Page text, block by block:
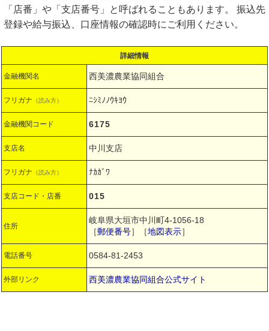
「店番」や「支店番号」と呼ばれることもあります。 振込先
登録や給与振込、口座情報の確認時にご利用ください。
詳細情報
金融機関名 西美濃農業協同組合
フリガナ （読み方） ﾆｼﾐﾉﾉｳｷﾖｳ
金融機関コード 6175
支店名 中川支店
フリガナ （読み方） ﾅｶｶﾞﾜ
支店コード・店番 015
住所
岐阜県大垣市中川町4-1056-18
［郵便番号］［地図表示］
電話番号 0584-81-2453
外部リンク 西美濃農業協同組合公式サイト